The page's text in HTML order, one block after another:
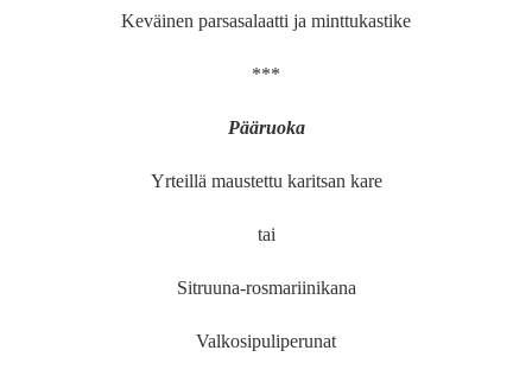
Keväinen parsasalaatti ja minttukastike
***
Pääruoka
Yrteillä maustettu karitsan kare
tai
Sitruuna-rosmariinikana
Valkosipuliperunat